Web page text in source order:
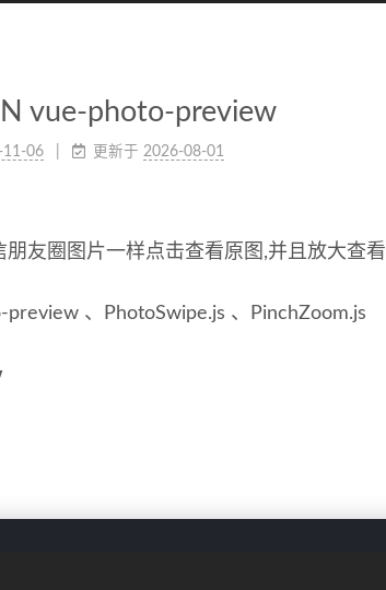
vue-photo-preview
11-06 更新于 2026-08-01
友圈图片一样点击查看原图,并且放大查看
、PhotoSwipe.js 、PinchZoom.js